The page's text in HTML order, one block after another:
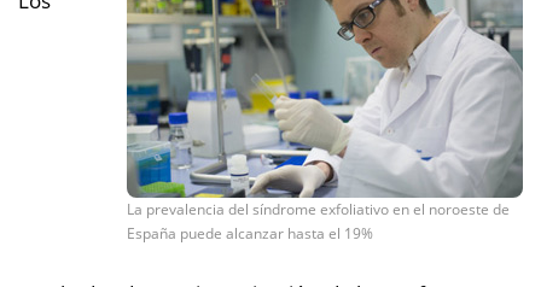
La prevalencia del síndrome exfoliativo en el noroeste de
España puede alcanzar hasta el 19%